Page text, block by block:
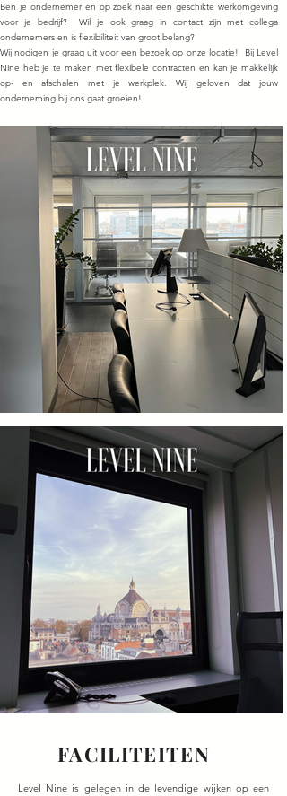
Ben je ondernemer en op zoek naar een geschikte werkomgeving
voor je bedrijf? Wil je ook graag in contact zijn met collega
ondernemers en is flexibiliteit van groot belang?
Wij nodigen je graag uit voor een bezoek op onze locatie! Bij Level
Nine heb je te maken met flexibele contracten en kan je makkelijk
op- en afschalen met je werkplek. Wij geloven dat jouw
onderneming bij ons gaat groeien!
FACILITEITEN
Level Nine is gelegen in de levendige wijken op een